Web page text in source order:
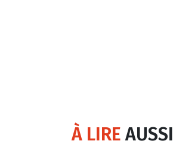
À LIREAUSSI